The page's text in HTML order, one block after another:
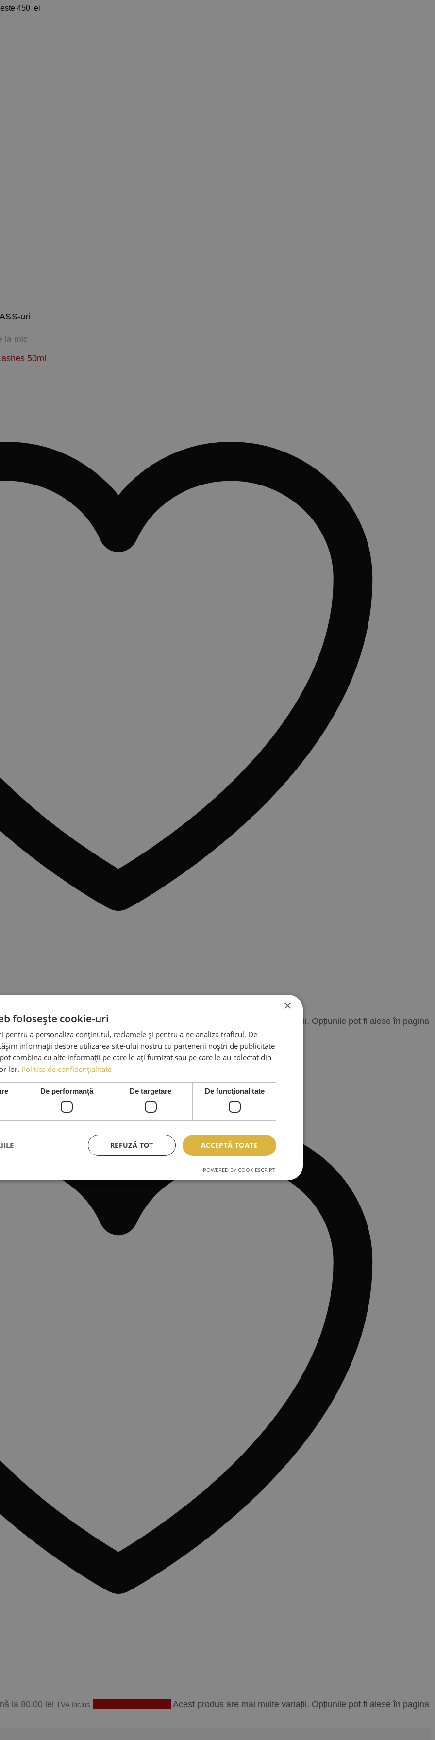
450 lei
uri
la mic
la 90,00 lei TVA Inclus Selectează opțiunile
Acest produs are mai multe variații. Opțiunile pot fi alese în pagina
la 80,00 lei TVA Inclus
Acest produs are mai multe variații. Opțiunile pot fi alese în pagina
×
folosește cookie-uri
pentru a personaliza conținutul, reclamele și pentru a ne analiza traficul. De
informații despre utilizarea site-ului nostru cu partenerii noștri de publicitate
combina cu alte informații pe care le-ați furnizat sau pe care le-au colectat din
lor. Politica de confidențialitate
De performanță De targetare De funcţionalitate
ACCEPTĂ TOATE
REFUZĂ TOT
POWERED BY COOKIESCRIPT